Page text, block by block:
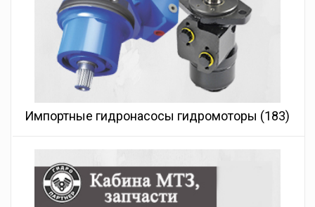
Импортные гидронасосы гидромоторы (183)